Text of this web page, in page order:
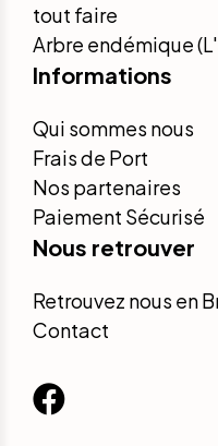
tout faire
Arbre endémique
Informations
Qui sommes nous
Frais de Port
Nos partenaires
Paiement Sécurisé
Nous retrouver
Retrouvez nous en
Contact
